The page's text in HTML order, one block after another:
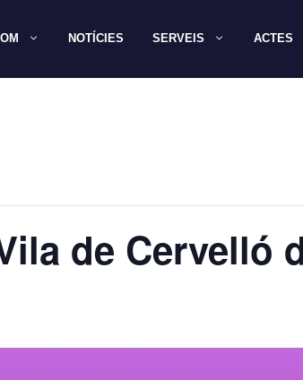
NOTÍCIES SERVEIS ACTES
de Cervelló